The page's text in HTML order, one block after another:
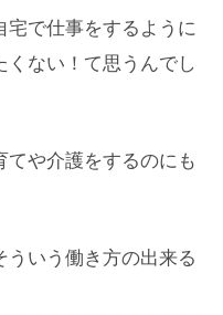
宅で仕事をするように
くない！て思うんでし
や介護をするのにも
ういう働き方の出来る